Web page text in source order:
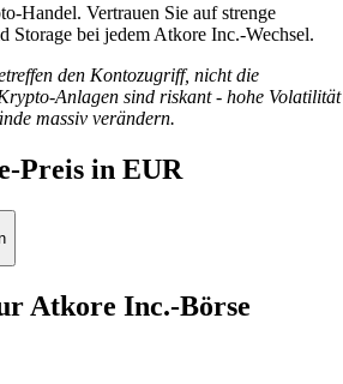
Handel. Vertrauen Sie auf strenge
Storage bei jedem Atkore Inc.-Wechsel.
den Kontozugriff, nicht die
Anlagen sind riskant - hohe Volatilität
massiv verändern.
Preis in EUR
Atkore Inc.-Börse